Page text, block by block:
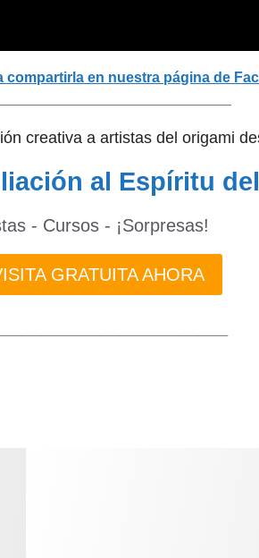
compartirla en nuestra página de
creativa a artistas del origami
al Espíritu
- Cursos - ¡Sorpresas!
GRATUITA AHORA